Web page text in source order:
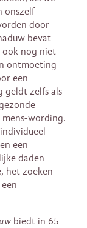
onszelf
door
bevat
ook nog niet
ontmoeting
een
geldt zelfs als
wording.
een
daden
het zoeken
biedt in 65